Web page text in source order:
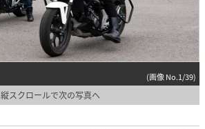
(画像 No.1/39)
縦スクロールで次の写真へ